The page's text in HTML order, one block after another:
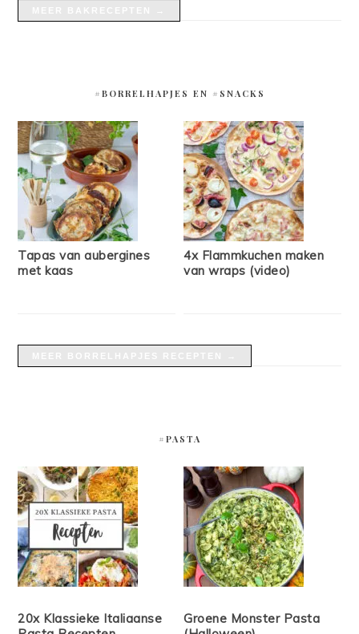
#BORRELHAPJES EN #SNACKS
Tapas van aubergines
met kaas
4x Flammkuchen maken
van wraps (video)
#PASTA
20x Klassieke Italiaanse
Groene Monster Pasta